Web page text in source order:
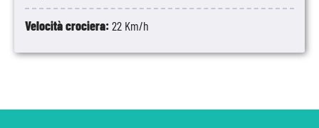
Velocità crociera:22 Km/h